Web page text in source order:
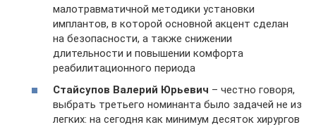
малотравматичной методики установки
имплантов, в которой основной акцент сделан
на безопасности, а также снижении
длительности и повышении комфорта
реабилитационного периода
Стайсупов Валерий Юрьевич – честно говоря,
выбрать третьего номинанта было задачей не из
легких: на сегодня как минимум десяток хирургов